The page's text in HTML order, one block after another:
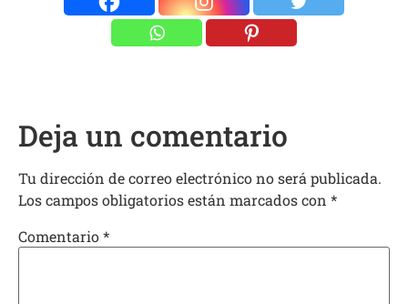
Deja un comentario
Tu dirección de correo electrónico no será publicada.
Los campos obligatorios están marcados con *
Comentario*